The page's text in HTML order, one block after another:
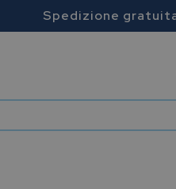
Spedizione